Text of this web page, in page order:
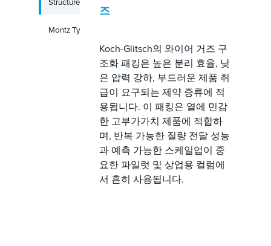
Montz Type S Liquid Distributor
즈
Koch-Glitsch의 와이어 거즈 구
조화 패킹은 높은 분리 효율, 낮
은 압력 강하, 부드러운 제품 취
급이 요구되는 제약 증류에 적
용됩니다. 이 패킹은 열에 민감
한 고부가가치 제품에 적합하
며, 반복 가능한 질량 전달 성능
과 예측 가능한 스케일업이 중
요한 파일럿 및 상업용 컬럼에
서 흔히 사용됩니다.